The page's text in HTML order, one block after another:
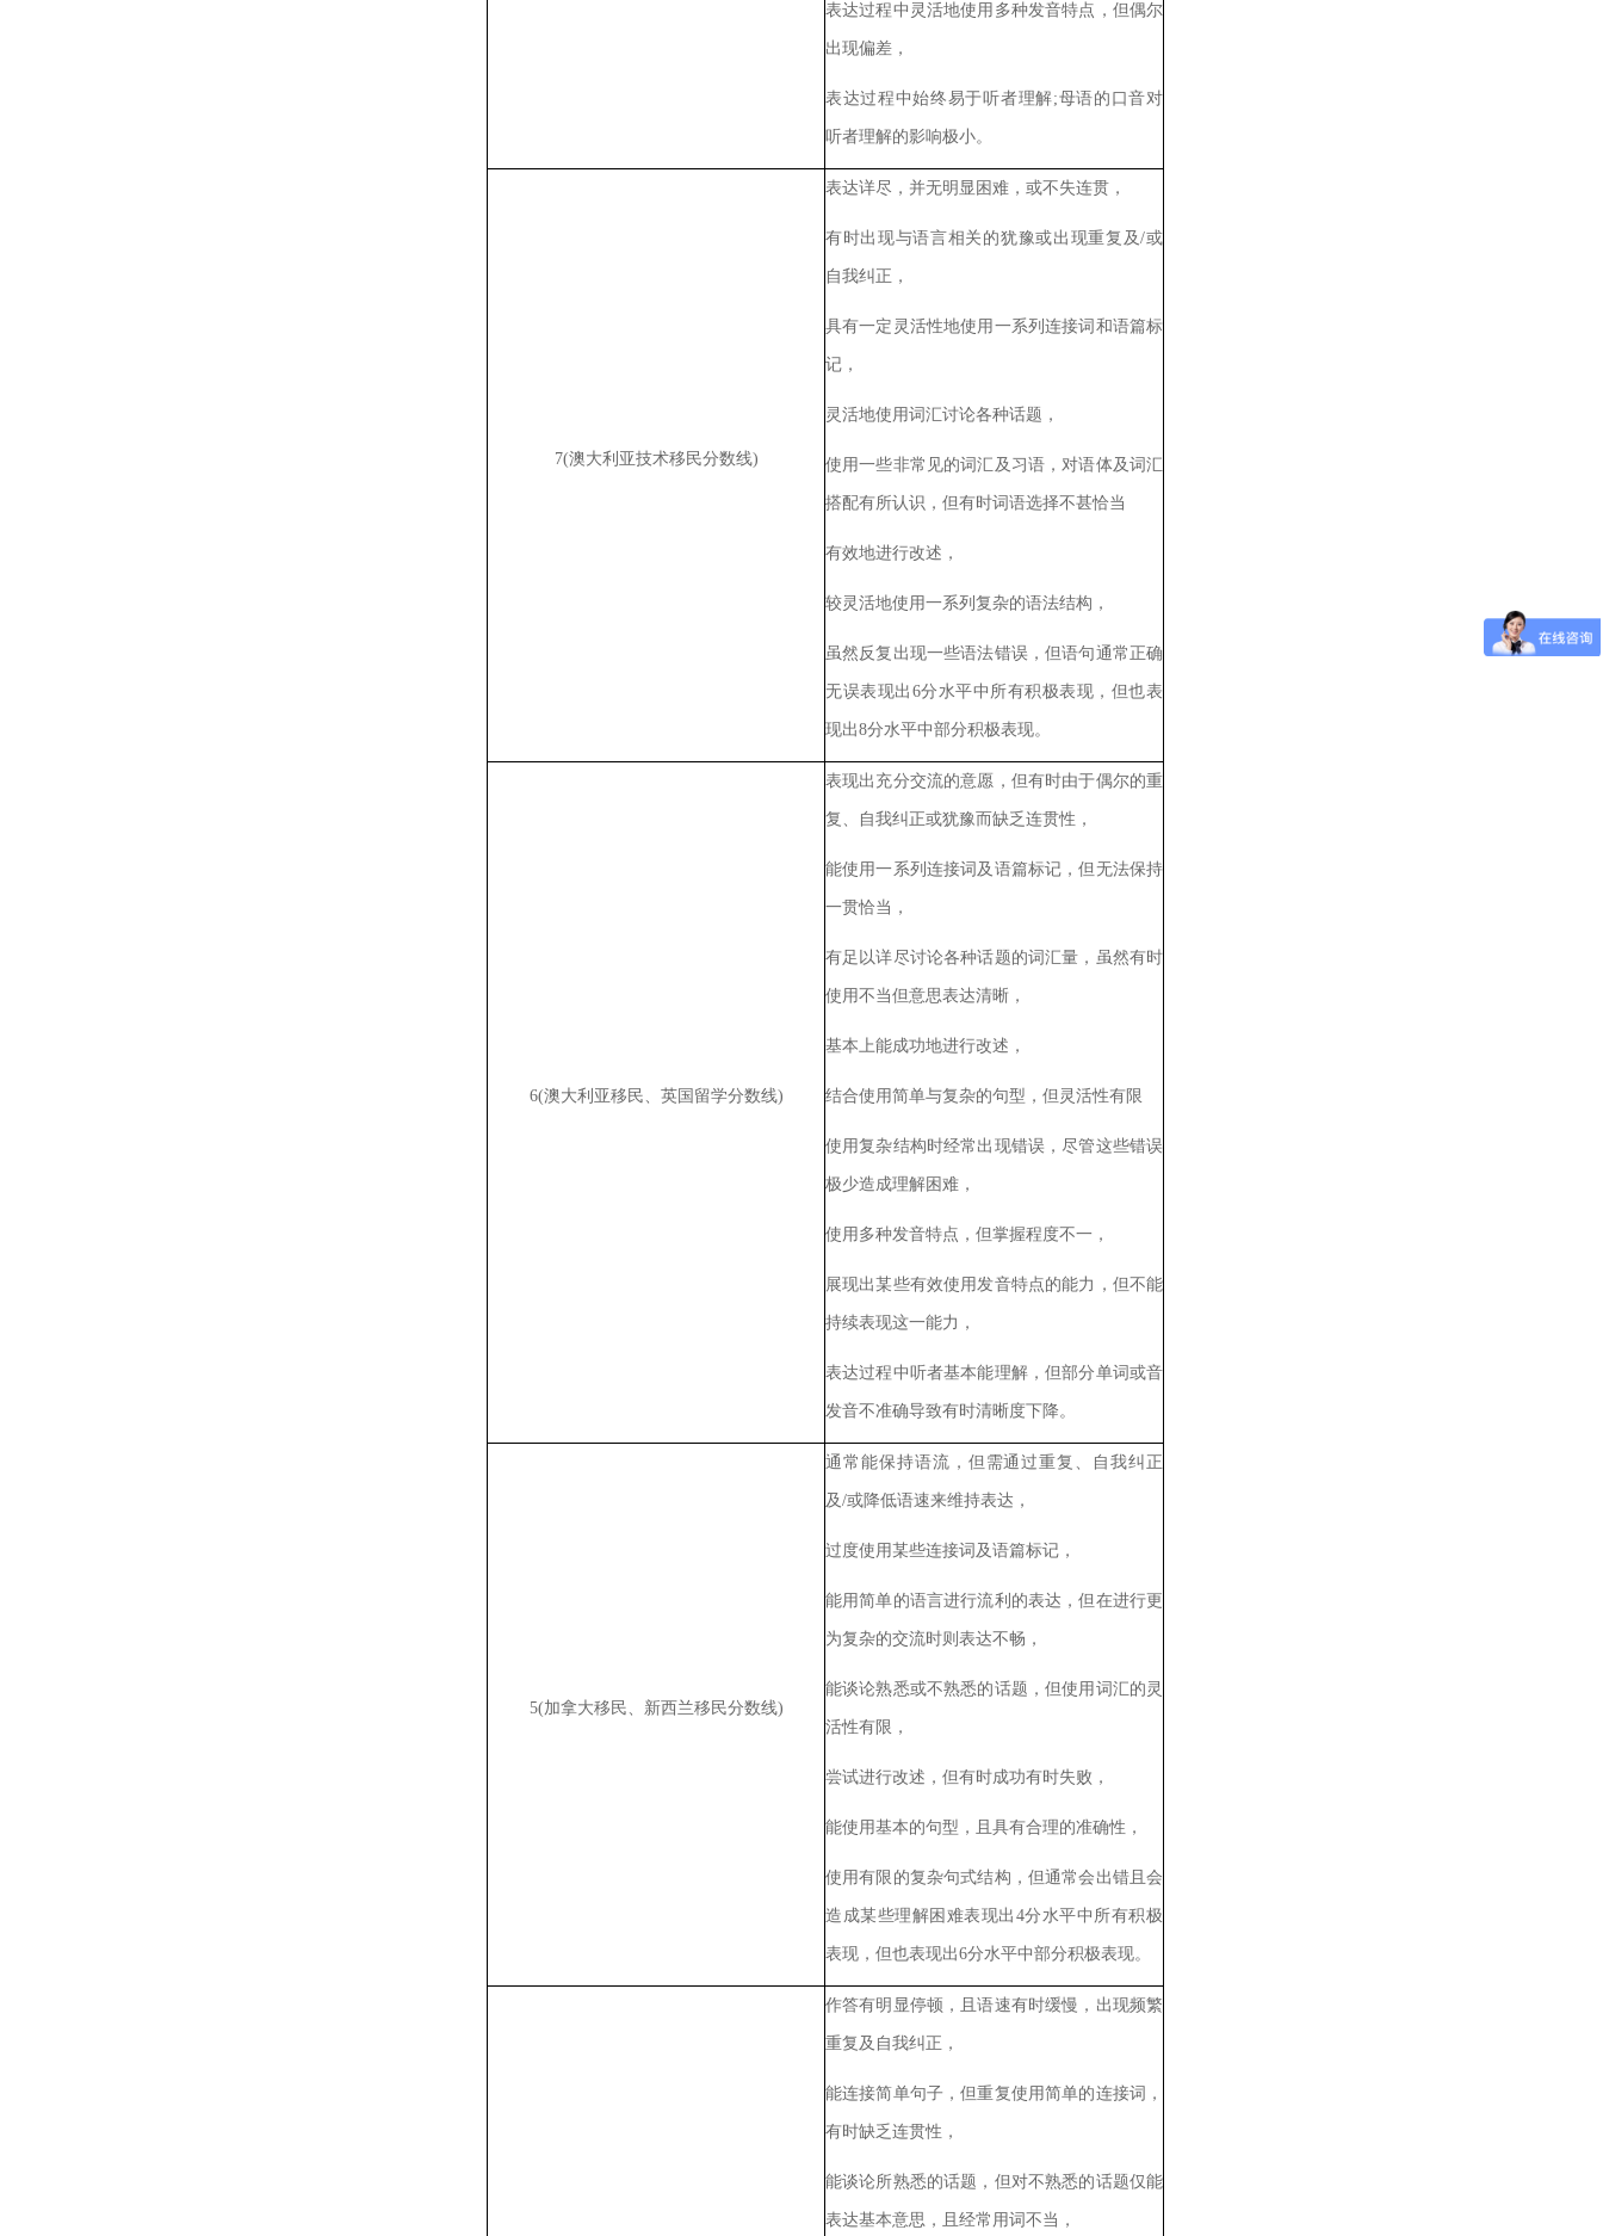
表达过程中灵活地使用多种发音特点，但偶尔
出现偏差，
表达过程中始终易于听者理解;母语的口音对
听者理解的影响极小。
7(澳大利亚技术移民分数线)
表达详尽，并无明显困难，或不失连贯，
有时出现与语言相关的犹豫或出现重复及/或
自我纠正，
具有一定灵活性地使用一系列连接词和语篇标
记，
灵活地使用词汇讨论各种话题，
使用一些非常见的词汇及习语，对语体及词汇
搭配有所认识，但有时词语选择不甚恰当
有效地进行改述，
较灵活地使用一系列复杂的语法结构，
虽然反复出现一些语法错误，但语句通常正确
无误表现出 6分水平中所有积极表现，但也表
现出8分水平中部分积极表现。
6(澳大利亚移民、英国留学分数线)
表现出充分交流的意愿，但有时由于偶尔的重
复、自我纠正或犹豫而缺乏连贯性，
能使用一系列连接词及语篇标记，但无法保持
一贯恰当，
有足以详尽讨论各种话题的词汇量，虽然有时
使用不当但意思表达清晰，
基本上能成功地进行改述，
结合使用简单与复杂的句型，但灵活性有限
使用复杂结构时经常出现错误，尽管这些错误
极少造成理解困难，
使用多种发音特点，但掌握程度不一，
展现出某些有效使用发音特点的能力，但不能
持续表现这一能力，
表达过程中听者基本能理解，但部分单词或音
发音不准确导致有时清晰度下降。
5(加拿大移民、新西兰移民分数线)
通常能保持语流，但需通过重复、自我纠正
及/或降低语速来维持表达，
过度使用某些连接词及语篇标记，
能用简单的语言进行流利的表达，但在进行更
为复杂的交流时则表达不畅，
能谈论熟悉或不熟悉的话题，但使用词汇的灵
活性有限，
尝试进行改述，但有时成功有时失败，
能使用基本的句型，且具有合理的准确性，
使用有限的复杂句式结构，但通常会出错且会
造成某些理解困难表现出 4分水平中所有积极
表现，但也表现出6分水平中部分积极表现。
作答有明显停顿，且语速有时缓慢，出现频繁
重复及自我纠正，
能连接简单句子，但重复使用简单的连接词，
有时缺乏连贯性，
能谈论所熟悉的话题，但对不熟悉的话题仅能
表达基本意思，且经常用词不当，